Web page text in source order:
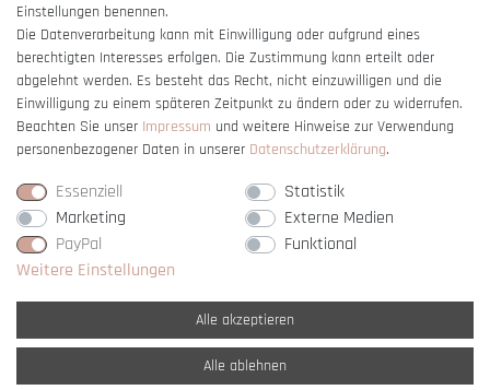
Vertrag widerrufen
Einstellungen benennen.
Die Datenverarbeitung kann mit Einwilligung oder aufgrund eines
berechtigten Interesses erfolgen. Die Zustimmung kann erteilt oder
abgelehnt werden. Es besteht das Recht, nicht einzuwilligen und die
Einwilligung zu einem späteren Zeitpunkt zu ändern oder zu widerrufen.
Beachten Sie unser Impressum und weitere Hinweise zur Verwendung
personenbezogener Daten in unserer Daten­schutz­erklärung.
Essenziell
Statistik
Marketing
Externe Medien
PayPal
Funktional
Weitere Einstellungen
Alle akzeptieren
Alle ablehnen